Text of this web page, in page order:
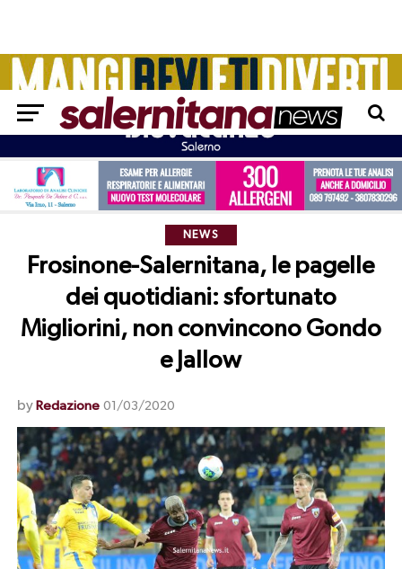
NEWS
Frosinone-Salernitana, le pagelle
dei quotidiani: sfortunato
Migliorini, non convincono Gondo
e Jallow
by Redazione 01/03/2020